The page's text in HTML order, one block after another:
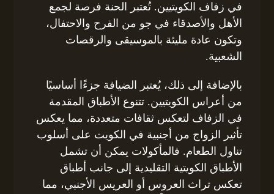
في زفاف الكويتيين. تُعتبر الحنة فرصة لجمع
الأهل والأصدقاء في جو من الفرح والاحتفال،
وتكون عادة مليئة بالموسيقى والرقصات
الشعبية.
بالإضافة إلى ذلك، يُعتبر الضيافة جزءًا أساسيًا
من أعراس الكويتيين. تتنوع الأطباق المقدمة
في الزفاف لتعكس ثقافات متعددة، مما يعكس
تأثير الزواج من أجنبية في الكويت على أسلوب
تناول الطعام. فالمأكولات يمكن أن تشمل
الأطباق الكويتية التقليدية إلى جانب أطباق
تعكس تراث العروس أو العريس الأجنبي، مما